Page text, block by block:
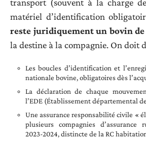
matériel d’identification
reste juridiquement un bovin
la destine à la compagnie. On doit
Les boucles d’identification et
nationale bovine, obligatoires dès
La déclaration de chaque
l’EDE (Établissement départemental
Une assurance responsabilité civile «
plusieurs compagnies d’assurance
2023-2024, distincte de la RC